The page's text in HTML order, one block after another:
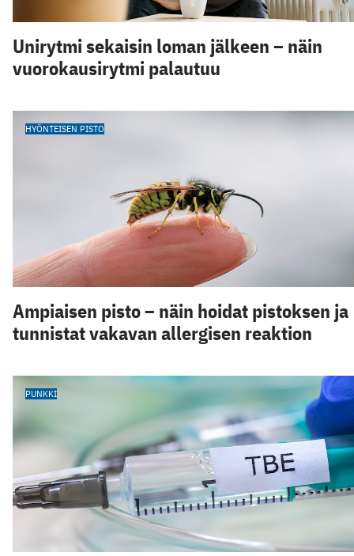
Unirytmi sekaisin loman jälkeen – näin
vuorokausirytmi palautuu
HYÖNTEISEN PISTO
Ampiaisen pisto – näin hoidat pistoksen ja
tunnistat vakavan allergisen reaktion
PUNKKI